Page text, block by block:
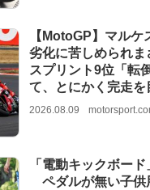
【MotoGP】マル
劣化に苦しめられま
スプリント9位「転
て、とにかく完走を
2026.08.09
「電動キックボー
ペダルが無い子供